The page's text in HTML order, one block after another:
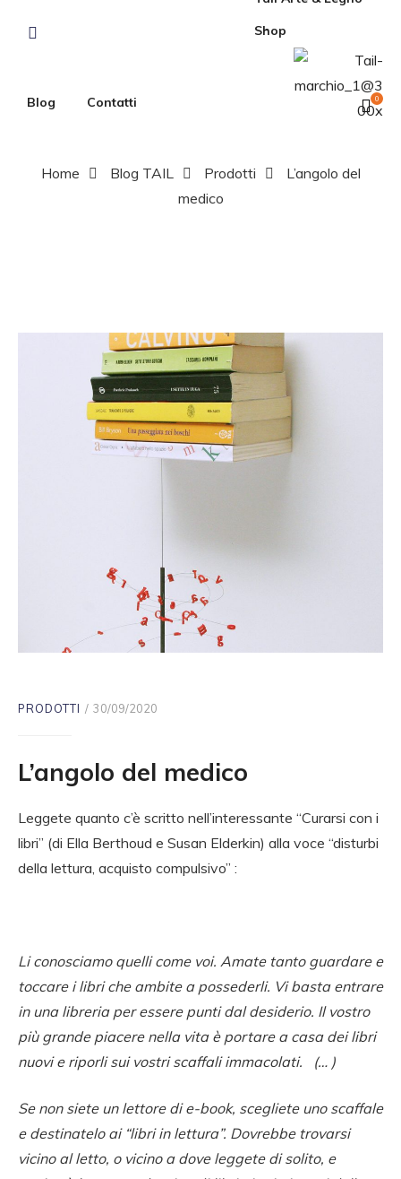
Shop
Blog Contatti 0
Home Blog TAIL Prodotti
L’angolo del
medico
PRODOTTI 30/09/2020
L’angolo del medico
Leggete quanto c’è scritto nell’interessante “Curarsi con i
libri” (di Ella Berthoud e Susan Elderkin) alla voce “disturbi
della lettura, acquisto compulsivo” :
Li conosciamo quelli come voi. Amate tanto guardare e
toccare i libri che ambite a possederli. Vi basta entrare
in una libreria per essere punti dal desiderio. Il vostro
più grande piacere nella vita è portare a casa dei libri
nuovi e riporli sui vostri scaffali immacolati. (… )
Se non siete un lettore di e-book, scegliete uno scaffale
e destinatelo ai “libri in lettura”. Dovrebbe trovarsi
vicino al letto, o vicino a dove leggete di solito, e